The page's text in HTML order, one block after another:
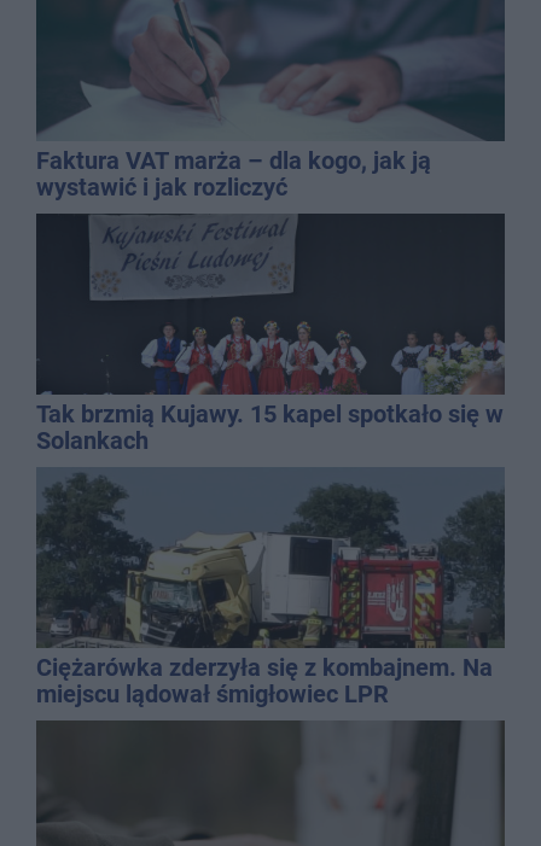
Faktura VAT marża – dla kogo, jak ją
wystawić i jak rozliczyć
Tak brzmią Kujawy. 15 kapel spotkało się w
Solankach
Ciężarówka zderzyła się z kombajnem. Na
miejscu lądował śmigłowiec LPR